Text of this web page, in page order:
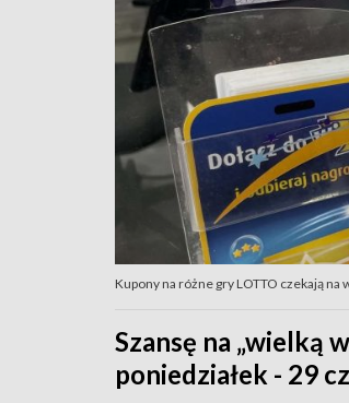
Kupony na różne gry LOTTO czekają
Szansę na „wielką
poniedziałek - 29